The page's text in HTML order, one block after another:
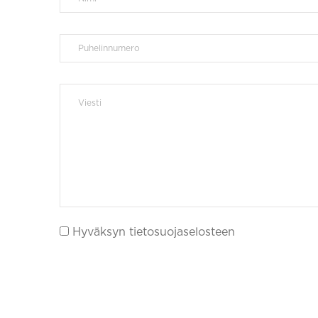
Hyväksyn tietosuojaselosteen